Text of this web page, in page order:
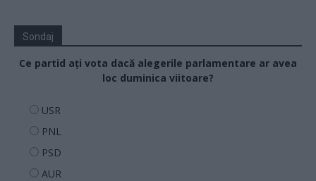
Sondaj
Ce partid ați vota dacă alegerile parlamentare ar avea
loc duminica viitoare?
USR
PNL
PSD
AUR